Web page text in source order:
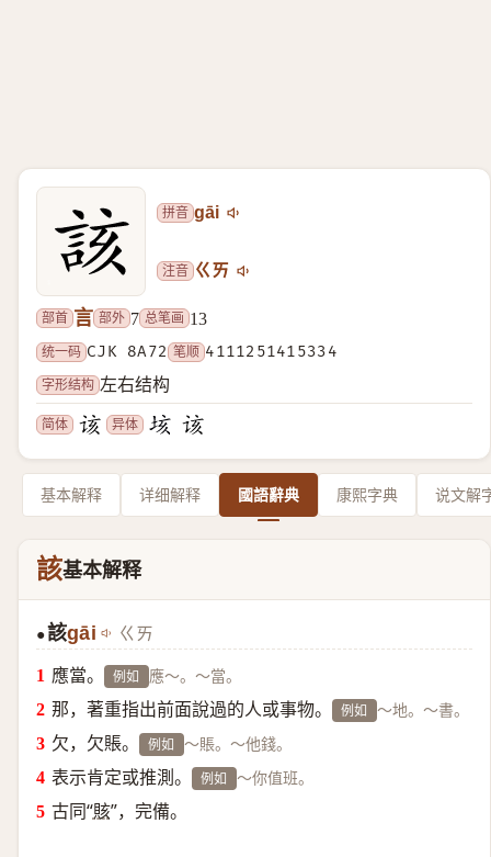
拼音 gāi
注音 ㄍㄞ
部首 言 部外 7 总笔画 13
统一码 CJK 8A72 笔顺 4111251415334
字形结构 左右结构
简体 异体
基本解释 详细解释 國語辭典 康熙字典 说文解
該基本解释
●該gāi ㄍㄞ
應當。 例如 應～。～當。
那，著重指出前面說過的人或事物。 例如 ～地。～書。
欠，欠賬。 例如 ～賬。～他錢。
表示肯定或推測。 例如 ～你值班。
古同“賅”，完備。